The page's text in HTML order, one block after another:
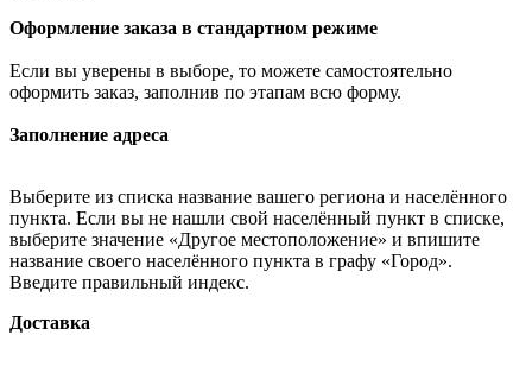
Оформление заказа в стандартном режиме
Если вы уверены в выборе, то можете самостоятельно
оформить заказ, заполнив по этапам всю форму.
Заполнение адреса
Выберите из списка название вашего региона и населённого
пункта. Если вы не нашли свой населённый пункт в списке,
выберите значение «Другое местоположение» и впишите
название своего населённого пункта в графу «Город».
Введите правильный индекс.
Доставка